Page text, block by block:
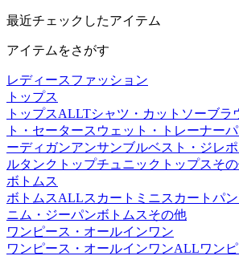
最近チェックしたアイテム
アイテムをさがす
レディースファッション
トップス
トップスALLTシャツ・カットソーブラ
ト・セータースウェット・トレーナー
ーディガンアンサンブルベスト・ジレ
ルタンクトップチュニック トップスそ
ボトムス
ボトムスALLスカート ミニスカート パ
ニム・ジーパンボトムスその他
ワンピース・オールインワン
ワンピース・オールインワンALLワン